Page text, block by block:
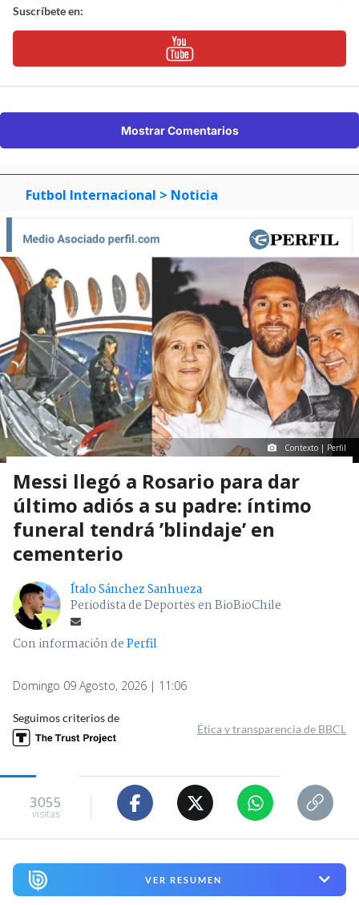
Suscríbete en:
Mostrar Comentarios
Futbol Internacional > Noticia
Contexto | Perfil
Messi llegó a Rosario para dar
último adiós a su padre: íntimo
funeral tendrá ’blindaje’ en
cementerio
Ítalo Sánchez Sanhueza
Periodista de Deportes en BioBioChile
Con información dePerfil
Domingo 09 Agosto, 2026 | 11:06
Seguimos criterios de
Ética y transparencia de BBCL
3055
visitas
VER RESUMEN